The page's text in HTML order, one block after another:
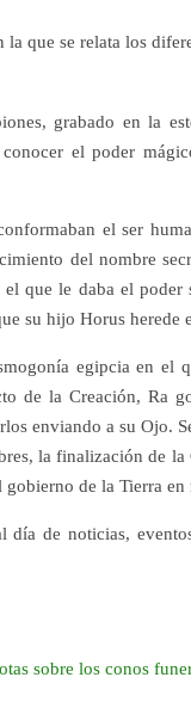
que se relata los
grabado en la
el poder
el ser
del nombre
que le daba el poder
su hijo Horus herede
egipcia en el
de la Creación, Ra
enviando a su Ojo.
la finalización de la
de la Tierra en
día de noticias,
sobre los conos